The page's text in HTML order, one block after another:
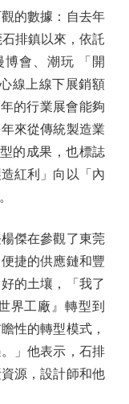
的數據：自去年
排鎮以來，依託
博會、潮玩 「開
線上線下展銷額
的行業展會能夠
來從傳統製造業
的成果，也標誌
紅利」向以「內
傑在參觀了東莞
捷的供應鏈和豐
的土壤，「我了
界工廠』轉型到
性的轉型模式，
」他表示，石排
源，設計師和他